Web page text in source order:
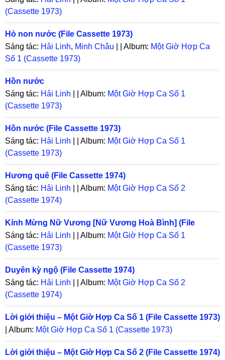
(Cassette 1973)
Hò non nước (File Cassette 1973)
Sáng tác: Hải Linh, Minh Châu | | Album: Một Giờ Hợp Ca
Số 1 (Cassette 1973)
Hồn nước
Sáng tác: Hải Linh | | Album: Một Giờ Hợp Ca Số 1
(Cassette 1973)
Hồn nước (File Cassette 1973)
Sáng tác: Hải Linh | | Album: Một Giờ Hợp Ca Số 1
(Cassette 1973)
Hương quê (File Cassette 1974)
Sáng tác: Hải Linh | | Album: Một Giờ Hợp Ca Số 2
(Cassette 1974)
Kính Mừng Nữ Vương [Nữ Vương Hoà Bình] (File
Cassette 1973)
Sáng tác: Hải Linh | | Album: Một Giờ Hợp Ca Số 1
(Cassette 1973)
Duyên kỳ ngộ (File Cassette 1974)
Sáng tác: Hải Linh | | Album: Một Giờ Hợp Ca Số 2
(Cassette 1974)
Lời giới thiệu – Một Giờ Hợp Ca Số 1 (File Cassette 1973)
| Album: Một Giờ Hợp Ca Số 1 (Cassette 1973)
Lời giới thiệu – Một Giờ Hợp Ca Số 2 (File Cassette 1974)